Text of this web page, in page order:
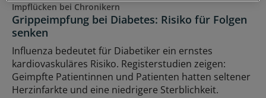
Impflücken bei Chronikern
Grippeimpfung bei Diabetes: Risiko für Folgen
senken
Influenza bedeutet für Diabetiker ein ernstes
kardiovaskuläres Risiko. Registerstudien zeigen:
Geimpfte Patientinnen und Patienten hatten seltener
Herzinfarkte und eine niedrigere Sterblichkeit.